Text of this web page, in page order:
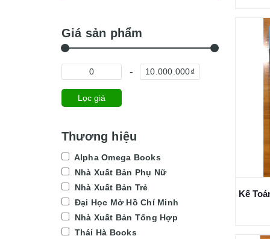
Giá sản phẩm
Lọc giá
Thương hiệu
Alpha Omega Books
Nhà Xuất Bản Phụ Nữ
Nhà Xuất Bản Trẻ
Đại Học Mở Hồ Chí Minh
Nhà Xuất Bản Tổng Hợp
Thái Hà Books